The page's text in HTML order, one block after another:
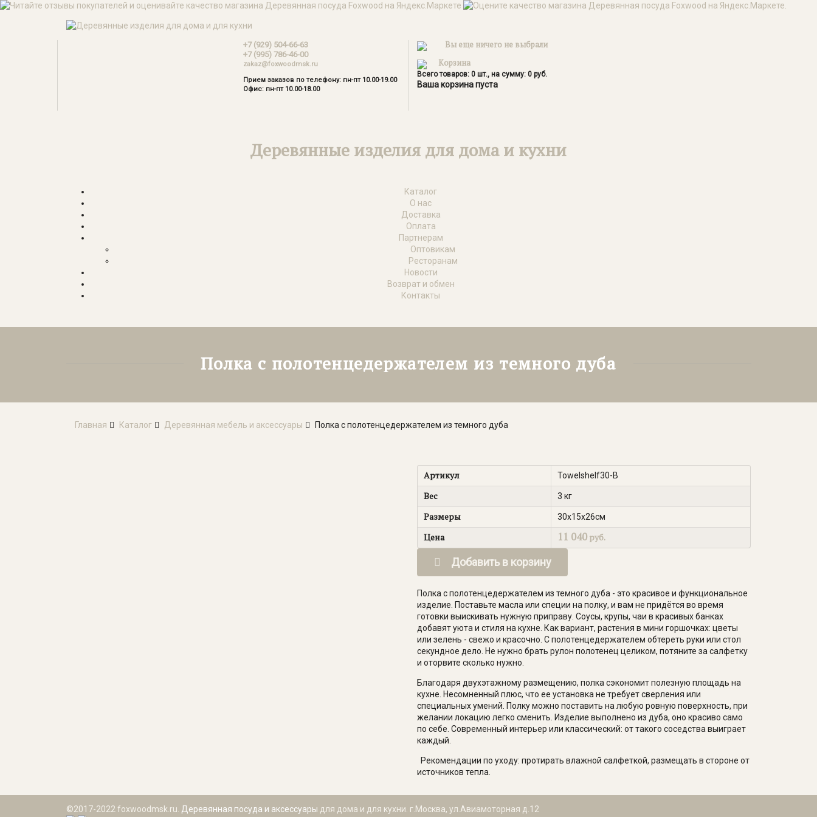
+7 (929) 504-66-63
+7 (995) 786-46-00
zakaz@foxwoodmsk.ru
Прием заказов по телефону: пн-пт 10.00-19.00
Офис: пн-пт 10.00-18.00
Вы еще ничего не выбрали
Корзина
Всего товаров: 0 шт., на сумму: 0 руб.
Ваша корзина пуста
Деревянные изделия для дома и кухни
Каталог
О нас
Доставка
Оплата
Партнерам
Оптовикам
Ресторанам
Новости
Возврат и обмен
Контакты
Полка с полотенцедержателем из темного дуба
Главная Каталог Деревянная мебель и аксессуары Полка с полотенцедержателем из темного дуба
Артикул Towelshelf30-B
Вес 3 кг
Размеры 30х15х26см
Цена 11 040руб.
Добавить в корзину
Полка с полотенцедержателем из темного дуба - это красивое и функциональное
изделие. Поставьте масла или специи на полку, и вам не придётся во время
готовки выискивать нужную приправу. Соусы, крупы, чаи в красивых банках
добавят уюта и стиля на кухне. Как вариант, растения в мини горшочках: цветы
или зелень - свежо и красочно. С полотенцедержателем обтереть руки или стол
секундное дело. Не нужно брать рулон полотенец целиком, потяните за салфетку
и оторвите сколько нужно.
Благодаря двухэтажному размещению, полка сэкономит полезную площадь на
кухне. Несомненный плюс, что ее установка не требует сверления или
специальных умений. Полку можно поставить на любую ровную поверхность, при
желании локацию легко сменить. Изделие выполнено из дуба, оно красиво само
по себе. Современный интерьер или классический: от такого соседства выиграет
каждый.
Рекомендации по уходу: протирать влажной салфеткой, размещать в стороне от
источников тепла.
©2017-2022 foxwoodmsk.ru. Деревянная посуда и аксессуары для дома и для кухни. г.Москва, ул.Авиамоторная д.12